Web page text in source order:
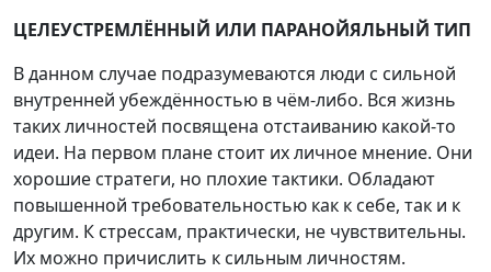
ЦЕЛЕУСТРЕМЛЁННЫЙ ИЛИ ПАРАНОЙЯЛЬНЫЙ ТИП
В данном случае подразумеваются люди с сильной
внутренней убеждённостью в чём-либо. Вся жизнь
таких личностей посвящена отстаиванию какой-то
идеи. На первом плане стоит их личное мнение. Они
хорошие стратеги, но плохие тактики. Обладают
повышенной требовательностью как к себе, так и к
другим. К стрессам, практически, не чувствительны.
Их можно причислить к сильным личностям.